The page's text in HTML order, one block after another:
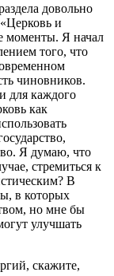
довольно
и
моменты. Я начал
того, что
чиновников.
для каждого
как
Я думаю, что
стремиться к
В
в которых
но мне бы
улучшать
скажите,